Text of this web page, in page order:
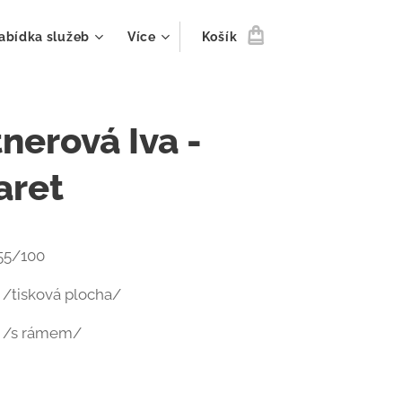
služeb Více Košík
Iva -
100
/tisková plocha/
/s rámem/